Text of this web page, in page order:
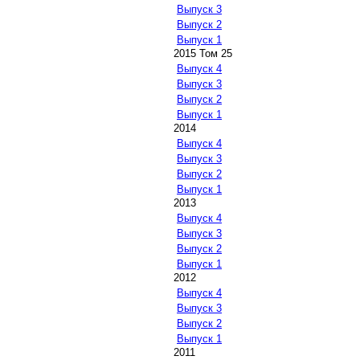
Выпуск 3
Выпуск 2
Выпуск 1
2015 Том 25
Выпуск 4
Выпуск 3
Выпуск 2
Выпуск 1
2014
Выпуск 4
Выпуск 3
Выпуск 2
Выпуск 1
2013
Выпуск 4
Выпуск 3
Выпуск 2
Выпуск 1
2012
Выпуск 4
Выпуск 3
Выпуск 2
Выпуск 1
2011